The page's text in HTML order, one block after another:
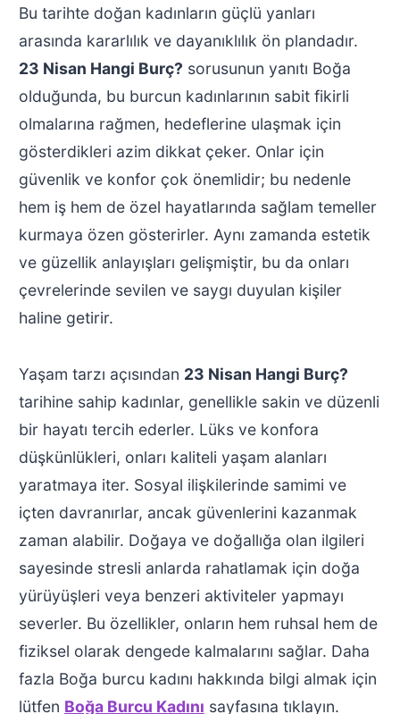
Bu tarihte doğan kadınların güçlü yanları
arasında kararlılık ve dayanıklılık ön plandadır.
23 Nisan Hangi Burç? sorusunun yanıtı Boğa
olduğunda, bu burcun kadınlarının sabit fikirli
olmalarına rağmen, hedeflerine ulaşmak için
gösterdikleri azim dikkat çeker. Onlar için
güvenlik ve konfor çok önemlidir; bu nedenle
hem iş hem de özel hayatlarında sağlam temeller
kurmaya özen gösterirler. Aynı zamanda estetik
ve güzellik anlayışları gelişmiştir, bu da onları
çevrelerinde sevilen ve saygı duyulan kişiler
haline getirir.
Yaşam tarzı açısından 23 Nisan Hangi Burç?
tarihine sahip kadınlar, genellikle sakin ve düzenli
bir hayatı tercih ederler. Lüks ve konfora
düşkünlükleri, onları kaliteli yaşam alanları
yaratmaya iter. Sosyal ilişkilerinde samimi ve
içten davranırlar, ancak güvenlerini kazanmak
zaman alabilir. Doğaya ve doğallığa olan ilgileri
sayesinde stresli anlarda rahatlamak için doğa
yürüyüşleri veya benzeri aktiviteler yapmayı
severler. Bu özellikler, onların hem ruhsal hem de
fiziksel olarak dengede kalmalarını sağlar. Daha
fazla Boğa burcu kadını hakkında bilgi almak için
lütfen Boğa Burcu Kadını sayfasına tıklayın.